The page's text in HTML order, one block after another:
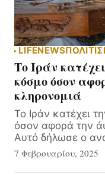
LIFENEWS
Το Ιράν
κόσμο όσον
κληρονομιά
Το Ιράν κατέχει
όσον αφορά την
Αυτό δήλωσε ο
7 Φεβρουαρίου, 2025